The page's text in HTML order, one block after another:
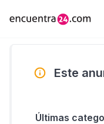
Este
Últimas